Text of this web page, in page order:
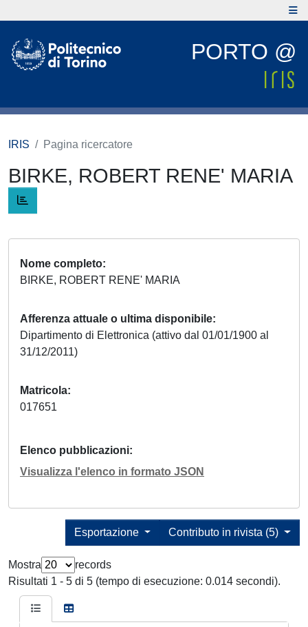
PORTO @
IRIS Pagina ricercatore
BIRKE, ROBERT RENE' MARIA
Nome completo
BIRKE, ROBERT RENE' MARIA
Afferenza attuale o ultima disponibile
Dipartimento di Elettronica (attivo dal 01/01/1900 al
31/12/2011)
Matricola
017651
Elenco pubblicazioni
Visualizza l'elenco in formato JSON
Contributo in rivista (5)
Esportazione
Mostra
records
Risultati 1 - 5 di 5 (tempo di esecuzione: 0.014 secondi).